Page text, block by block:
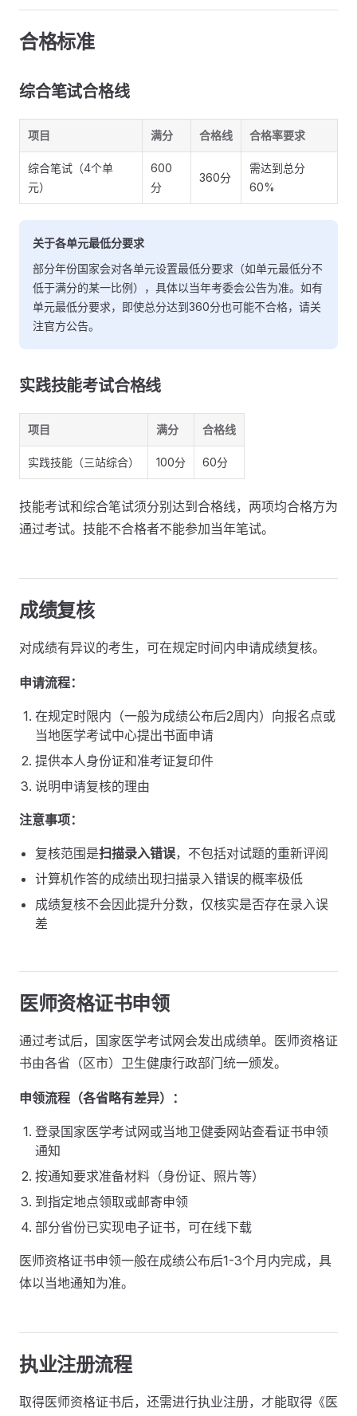
合格标准
综合笔试合格线
项目 满分 合格线 合格率要求
综合笔试（4个单
元）
600
分
360分
需达到总分
60%
关于各单元最低分要求
部分年份国家会对各单元设置最低分要求（如单元最低分不
低于满分的某一比例），具体以当年考委会公告为准。如有
单元最低分要求，即使总分达到360分也可能不合格，请关
注官方公告。
实践技能考试合格线
项目 满分 合格线
实践技能（三站综合） 100分 60分
技能考试和综合笔试须分别达到合格线，两项均合格方为
通过考试。技能不合格者不能参加当年笔试。
成绩复核
对成绩有异议的考生，可在规定时间内申请成绩复核。
申请流程：
在规定时限内（一般为成绩公布后2周内）向报名点或
当地医学考试中心提出书面申请
提供本人身份证和准考证复印件
说明申请复核的理由
注意事项：
复核范围是扫描录入错误，不包括对试题的重新评阅
计算机作答的成绩出现扫描录入错误的概率极低
成绩复核不会因此提升分数，仅核实是否存在录入误
差
医师资格证书申领
通过考试后，国家医学考试网会发出成绩单。医师资格证
书由各省（区市）卫生健康行政部门统一颁发。
申领流程（各省略有差异）：
登录国家医学考试网或当地卫健委网站查看证书申领
通知
按通知要求准备材料（身份证、照片等）
到指定地点领取或邮寄申领
部分省份已实现电子证书，可在线下载
医师资格证书申领一般在成绩公布后1-3个月内完成，具
体以当地通知为准。
执业注册流程
取得医师资格证书后，还需进行执业注册，才能取得《医